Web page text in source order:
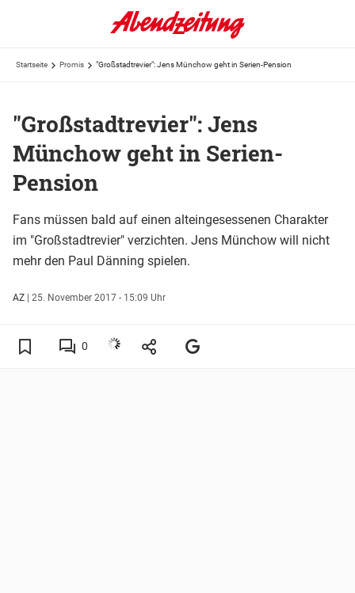
Startseite Promis "Großstadtrevier": Jens Münchow geht in Serien-Pension
"Großstadtrevier": Jens
Münchow geht in Serien-
Pension
Fans müssen bald auf einen alteingesessenen Charakter
im "Großstadtrevier" verzichten. Jens Münchow will nicht
mehr den Paul Dänning spielen.
AZ | 25. November 2017 - 15:09 Uhr
0